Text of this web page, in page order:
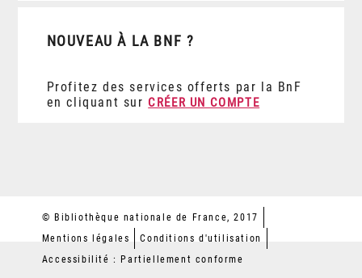
NOUVEAU À LA BNF ?
Profitez des services offerts par la BnF
en cliquant sur CRÉER UN COMPTE
© Bibliothèque nationale de France, 2017
Mentions légales
Conditions d'utilisation
Accessibilité : Partiellement conforme